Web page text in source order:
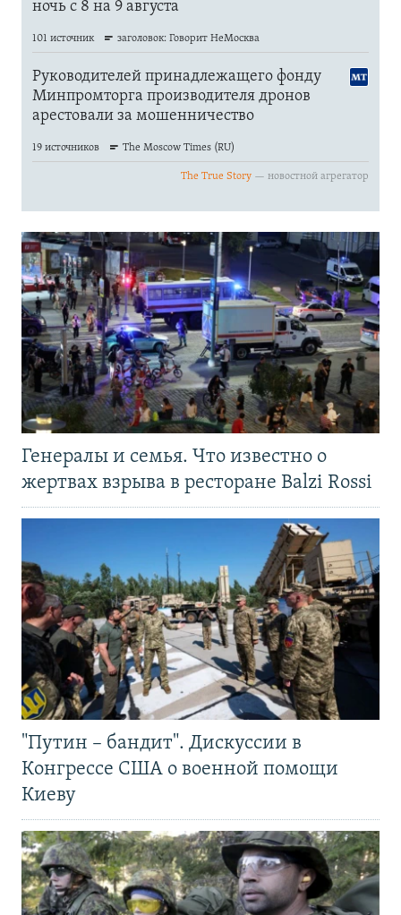
Генералы и семья. Что известно о
жертвах взрыва в ресторане Balzi Rossi
"Путин – бандит". Дискуссии в
Конгрессе США о военной помощи
Киеву